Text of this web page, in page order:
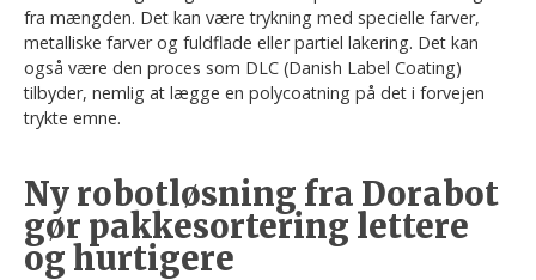
fra mængden. Det kan være trykning med specielle farver,
metalliske farver og fuldflade eller partiel lakering. Det kan
også være den proces som DLC (Danish Label Coating)
tilbyder, nemlig at lægge en polycoatning på det i forvejen
trykte emne.
Ny robotløsning fra Dorabot
gør pakkesortering lettere
og hurtigere